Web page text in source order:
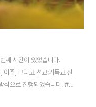
시간이 있었습니다.
주, 그리고 선교:기독교 신
식으로 진행되었습니다. #1.
리스도 주권에 순종한제자